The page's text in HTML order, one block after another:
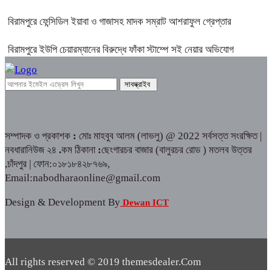
বিরামপুরে ফেন্সিডিল ইয়াবা ও গাজাসহ মাদক সম্রাট আশরাফুল গ্রেপ্তার
বিরামপুরে ইউপি চেয়ারম্যানের বিরুদ্ধে ফাঁকা স্টাম্পে সই নেয়ার অভিযোগ
সম্পাদক ও প্রকাশক : মোঃ মাহবুব আলম (লাভলু) @ 2022 সর্বসত্ত সংরক্ষিত |
নবধারানিউজ ২৪ .কম ঠিকানা :ছেংগারচর বাজার (বালুরচর রোড ) মতলব উত্তর
,চাঁদপুর | ফোন:০১৮১৮৪২৮৭৬৯,
Email:nabodharaonline@gmail.com
Design & Development By Dewan ICT
All rights reserved © 2019 themesdealer.Com